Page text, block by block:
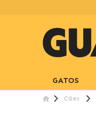
GATOS
Cães